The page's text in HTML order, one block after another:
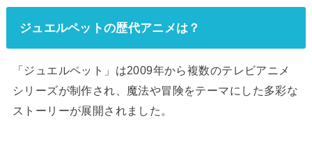
ジュエルペットの歴代アニメは？
「ジュエルペット」は2009年から複数のテレビアニメ
シリーズが制作され、魔法や冒険をテーマにした多彩な
ストーリーが展開されました。